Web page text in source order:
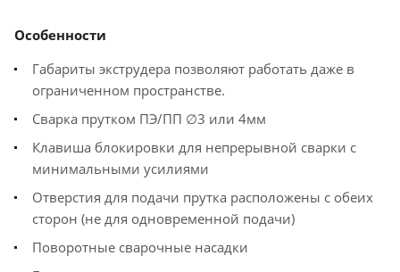
Особенности
Габариты экструдера позволяют работать даже в
ограниченном пространстве.
Сварка прутком ПЭ/ПП ∅3 или 4мм
Клавиша блокировки для непрерывной сварки с
минимальными усилиями
Отверстия для подачи прутка расположены с обеих
сторон (не для одновременной подачи)
Поворотные сварочные насадки